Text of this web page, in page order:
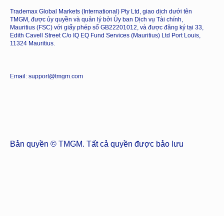
Trademax Global Markets (International) Pty Ltd, giao dịch dưới tên
TMGM, được ủy quyền và quản lý bởi Ủy ban Dịch vụ Tài chính,
Mauritius (FSC) với giấy phép số GB22201012, và được đăng ký tại 33,
Edith Cavell Street C/o IQ EQ Fund Services (Mauritius) Ltd Port Louis,
11324 Mauritius.
Email: support@tmgm.com
Bản quyền © TMGM. Tất cả quyền được bảo lưu